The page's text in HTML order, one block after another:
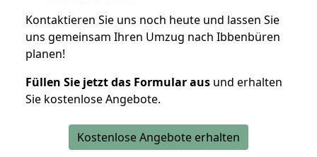
Kontaktieren Sie uns noch heute und lassen Sie
uns gemeinsam Ihren Umzug nach Ibbenbüren
planen!
Füllen Sie jetzt das Formular aus und erhalten
Sie kostenlose Angebote.
Kostenlose Angebote erhalten